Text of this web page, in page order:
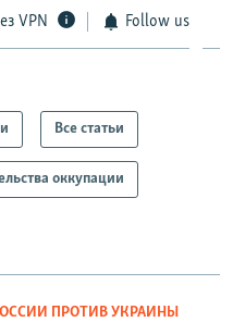
VPN Follow us
Все статьи
оккупации
ПРОТИВ УКРАИНЫ